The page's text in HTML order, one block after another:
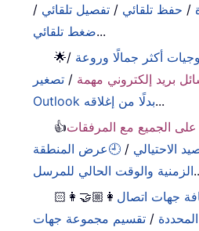
/ حفظ تلقائي / تفصيل تلقائي /
ضغط تلقائي...
🌟
أكثر جمالًا وروعة /
بريد إلكتروني مهمة / تصغير
Outlook بدلًا من إغلاقه...
👍على الجميع مع المرفقات
الاحتيالي / 🕘عرض المنطقة
الزمنية والوقت الحالي للمرسل
👩🏼‍🤝‍👩🏻 جهات اتصال
/ تقسيم مجموعة جهات